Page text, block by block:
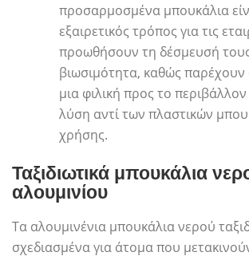
προσαρμοσμένα μπουκάλια
εξαιρετικός τρόπος για τις
προωθήσουν τη δέσμευσή
βιωσιμότητα, καθώς παρέχουν
μια φιλική προς το
λύση αντί των πλαστικών
χρήσης.
Ταξιδιωτικά μπουκάλια
αλουμινίου
Τα αλουμινένια μπουκάλια νερού
σχεδιασμένα για άτομα που